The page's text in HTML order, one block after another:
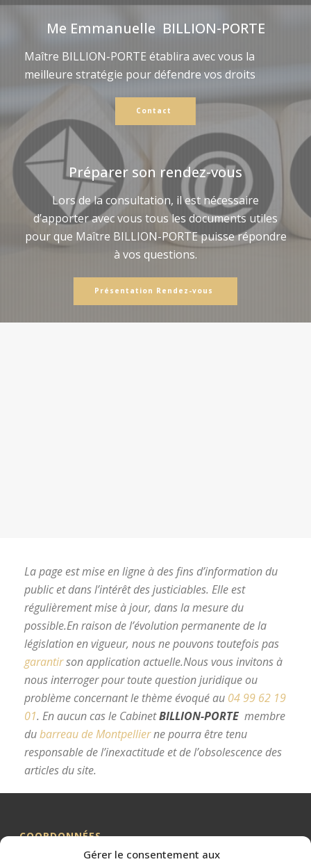
Gérer le consentement aux
Me Emmanuelle BILLION-PORTE
Maître BILLION-PORTE établira avec vous la
meilleure stratégie pour défendre vos droits
Contact
Préparer son rendez-vous
Lors de la consultation, il est nécessaire
d’apporter avec vous tous les documents utiles
pour que Maître BILLION-PORTE puisse répondre
à vos questions.
Présentation Rendez-vous
La page est mise en ligne à des fins d’information du
public et dans l’intérêt des justiciables. Elle est
régulièrement mise à jour, dans la mesure du
possible.En raison de l’évolution permanente de la
législation en vigueur, nous ne pouvons toutefois pas
garantirson application actuelle.Nous vous invitons à
nous interroger pour toute question juridique ou
problème concernant le thème évoqué au 04 99 62 19
01. En aucun cas le CabinetBILLION-PORTE membre
dubarreau de Montpellierne pourra être tenu
responsable de l’inexactitude et de l’obsolescence des
articles du site.
COORDONNÉES
Me BILLION-PORTE